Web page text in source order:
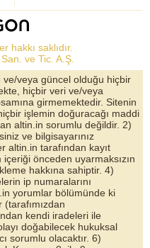
hakkı saklıdır.
ve Tic. A.Ş.
veya güncel olduğu hiçbir
hiçbir veri ve/veya
girmemektedir. Sitenin
işlemin doğuracağı maddi
altin.in sorumlu değildir. 2)
ve bilgisayarınız
altin.in tarafından kayıt
önceden uyarmaksızın
hakkına sahiptir. 4)
ip numaralarını
yorumlar bölümünde ki
kendi iradeleri ile
doğabilecek hukuksal
sorumlu olacaktır. 6)